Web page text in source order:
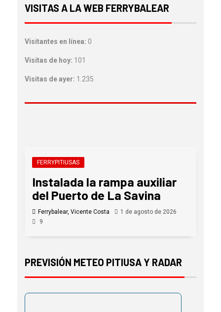
VISITAS A LA WEB FERRYBALEAR
Visitantes en línea: 0
Visitas de hoy: 101
Visitas de ayer: 1.235
FERRYPITIUSAS
Instalada la rampa auxiliar
del Puerto de La Savina
Ferrybalear, Vicente Costa
1 de agosto de 2026
9
PREVISIÓN METEO PITIUSA Y RADAR